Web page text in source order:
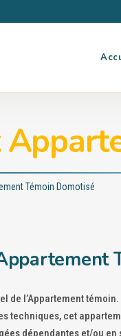
Témoin Domotisé
de l’Appartement
techniques, cet
dépendantes et/ou